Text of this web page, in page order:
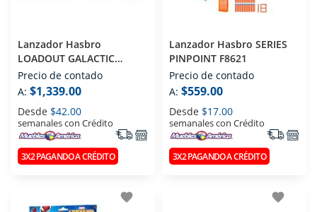
Lanzador Hasbro
LOADOUT GALACTIC
COMMANDER G1580
Precio de contado
A: $1,339.00
Desde $42.00
semanales con Crédito
3X2 PAGANDO A CRÉDITO
Lanzador Hasbro SERIES
PINPOINT F8621
Precio de contado
A: $559.00
Desde $17.00
semanales con Crédito
3X2 PAGANDO A CRÉDITO
favorite favorite